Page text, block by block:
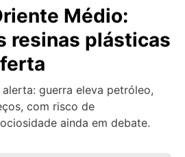
Médio:
resinas plásticas
alerta: guerra eleva petróleo,
com risco de
ainda em debate.